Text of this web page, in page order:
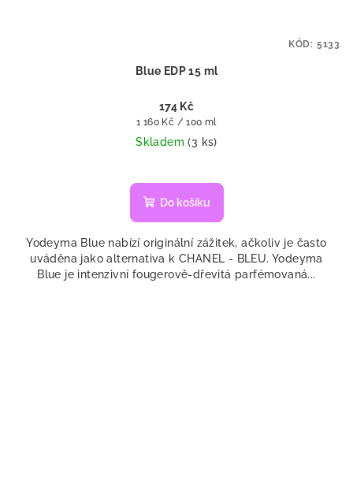
Blue EDP 15 ml
174 Kč
Měrná
cena:
1 160 Kč / 100 ml
Skladem(3 ks)
Do košíku
Yodeyma Blue nabízí originální zážitek, ačkoliv je často
uváděna jako alternativa k CHANEL - BLEU. Yodeyma
Blue je intenzivní fougerově-dřevitá parfémovaná...
KÓD: 5133